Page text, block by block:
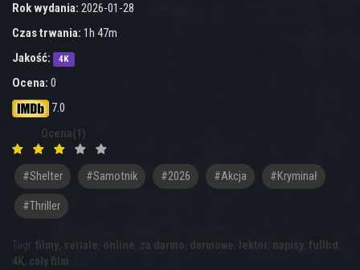
Rok wydania: 2026-01-28
Czas trwania: 1h 47m
Jakość:
4K
Ocena: 0
7.0
Ocena(1)
#shelter #samotnik #2026 #Akcja #Kryminał
#Thriller
Tagi: filmy, seriale, online, za darmo, darmowe, lektor, napisy, fullhd ,
4K, cały film